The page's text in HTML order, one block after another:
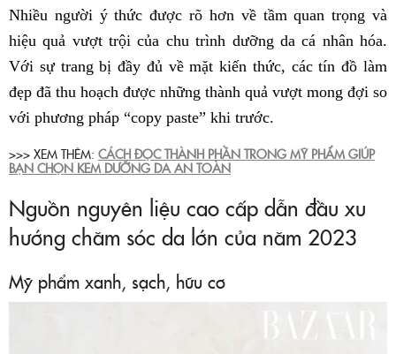
Nhiều người ý thức được rõ hơn về tầm quan trọng và
hiệu quả vượt trội của chu trình dưỡng da cá nhân hóa.
Với sự trang bị đầy đủ về mặt kiến thức, các tín đồ làm
đẹp đã thu hoạch được những thành quả vượt mong đợi so
với phương pháp “copy paste” khi trước.
>>> XEM THÊM: CÁCH ĐỌC THÀNH PHẦN TRONG MỸ PHẨM GIÚP
BẠN CHỌN KEM DƯỠNG DA AN TOÀN
Nguồn nguyên liệu cao cấp dẫn đầu xu
hướng chăm sóc da lớn của năm 2023
Mỹ phẩm xanh, sạch, hữu cơ